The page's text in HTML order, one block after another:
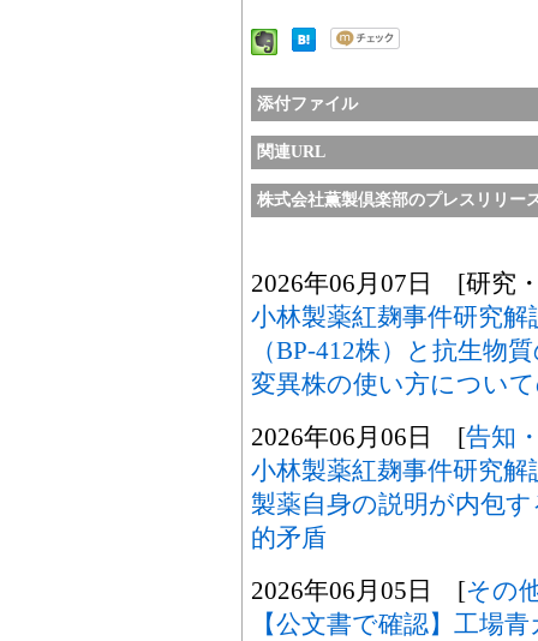
添付ファイル
関連URL
株式会社薫製倶楽部のプレスリリー
2026年06月07日 [研究
小林製薬紅麹事件研究
（BP-412株）と抗生
変異株の使い方につい
2026年06月06日 [告知
小林製薬紅麹事件研究
製薬自身の説明が内包
的矛盾
2026年06月05日 [その
【公文書で確認】工場